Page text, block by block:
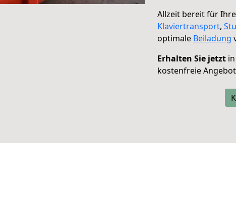
Allzeit bereit für
Klaviertransport,
optimale Beiladung
Erhalten Sie jetzt
kostenfreie